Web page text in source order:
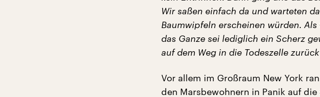
Wir saßen einfach da und warteten
Baumwipfeln erscheinen würden.
das Ganze sei lediglich ein Scherz
auf dem Weg in die Todeszelle
Vor allem im Großraum New York
den Marsbewohnern in Panik auf